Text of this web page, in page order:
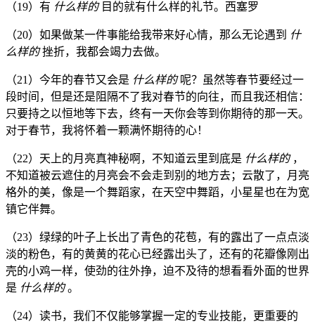
（19）有 什么样的 目的就有什么样的礼节。西塞罗
（20）如果做某一件事能给我带来好心情，那么无论遇到 什
么样的挫折，我都会竭力去做。
（21）今年的春节又会是 什么样的 呢？虽然等春节要经过一
段时间，但是还是阻隔不了我对春节的向往，而且我还相信：
只要持之以恒地等下去，终有一天你会等到你期待的那一天。
对于春节，我将怀着一颗满怀期待的心！
（22）天上的月亮真神秘啊，不知道云里到底是 什么样的 ，
不知道被云遮住的月亮会不会走到别的地方去；云散了，月亮
格外的美，像是一个舞蹈家，在天空中舞蹈，小星星也在为宽
镇它伴舞。
（23）绿绿的叶子上长出了青色的花苞，有的露出了一点点淡
淡的粉色，有的黄黄的花心已经露出头了，还有的花瓣像刚出
壳的小鸡一样，使劲的往外挣，迫不及待的想看看外面的世界
是 什么样的。
（24）读书，我们不仅能够掌握一定的专业技能，更重要的